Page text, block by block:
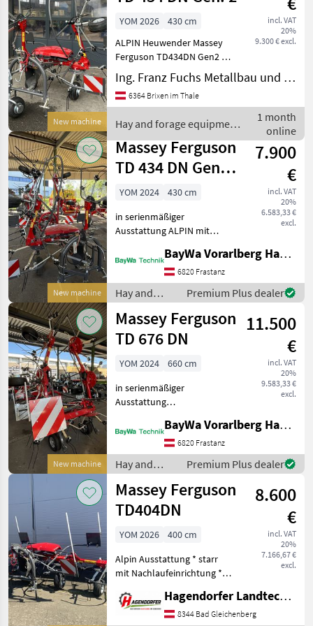
Ferguson
New machine
incl. VAT
20%
9.300 € excl.
YOM 2026
430 cm
ALPIN Heuwender Massey
Ferguson TD434DN Gen2 -
Dreipunktanbau - 420 kg
Gewicht - mit
Nachlaufeinrichtung -
Kreisel - 6 Zinkenarme je
Ing. Franz Fuchs Metallbau und Landtechnik GmbH & CoKG
6364 Brixen im Thale
Hay and forage equipment
/ Massey Ferguson
1 month
online
New machine
Massey Ferguson
TD 434 DN Gen2
Alpin
7.900
€
incl. VAT
20%
6.583,33 €
excl.
YOM 2024
430 cm
in serienmäßiger
Ausstattung ALPIN mit
Nachlaufeinrichtung
Arbeitsbreite 4, 30 m 4
Kreisel 6 Zinkenarme je
Kreisel Bereifung 15/6.00-6
BayWa Vorarlberg HandelsGmbH BayWa Technik
6820 Frastanz
Hay and
forage
equipment /
Massey
Ferguson
Premium Plus dealer
New machine
Massey Ferguson
TD 676 DN
11.500
€
incl. VAT
20%
9.583,33 €
excl.
YOM 2024
660 cm
in serienmäßiger
Ausstattung
Nachlaufeinrichtung
Arbeitsbreite 6, 60 m 6
Kreisel 6 Zinkenarme je
Kreisel Bereifung 16/6.50-8
Standardgelenkwe
BayWa Vorarlberg HandelsGmbH BayWa Technik
6820 Frastanz
Hay and
forage
equipment /
Massey
Ferguson
Premium Plus dealer
Massey Ferguson
TD404DN
8.600
€
incl. VAT
20%
7.166,67 €
excl.
YOM 2026
400 cm
Alpin Ausstattung * starr
mit Nachlaufeinrichtung *
5 Zinkenarme je Kreisel *
Gelenkwelle mit
Hagendorfer Landtechnik
8344 Bad Gleichenberg